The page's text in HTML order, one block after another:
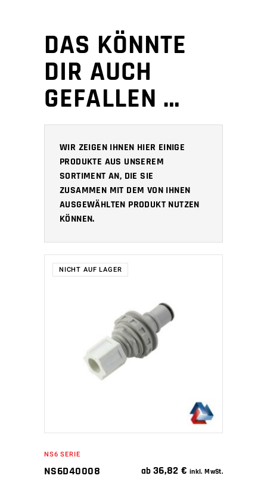
DAS KÖNNTE
DIR AUCH
GEFALLEN …
WIR ZEIGEN IHNEN HIER EINIGE
PRODUKTE AUS UNSEREM
SORTIMENT AN, DIE SIE
ZUSAMMEN MIT DEM VON IHNEN
AUSGEWÄHLTEN PRODUKT NUTZEN
KÖNNEN.
NICHT AUF LAGER
WEITERLESEN
NS6 SERIE
NS6D40008 ab 36,82€ inkl. MwSt.